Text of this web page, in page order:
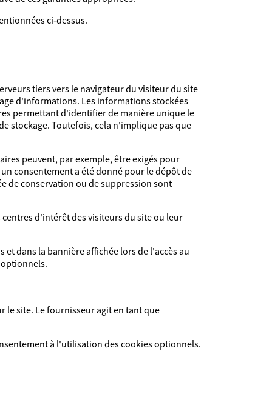
ci‑dessus.
tiers vers le navigateur du visiteur du site
d'informations. Les informations stockées
permettant d'identifier de manière unique le
stockage. Toutefois, cela n'implique pas que
peuvent, par exemple, être exigés pour
consentement a été donné pour le dépôt de
de conservation ou de suppression sont
d'intérêt des visiteurs du site ou leur
dans la bannière affichée lors de l'accès au
le site. Le fournisseur agit en tant que
à l'utilisation des cookies optionnels.